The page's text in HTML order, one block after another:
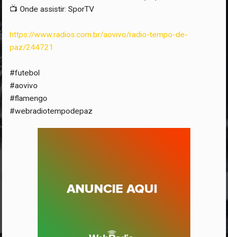
📺 Onde assistir: SporTV
https://www.radios.com.br/aovivo/radio-tempo-de-
paz/244721
#futebol
#aovivo
#flamengo
#webradiotempodepaz